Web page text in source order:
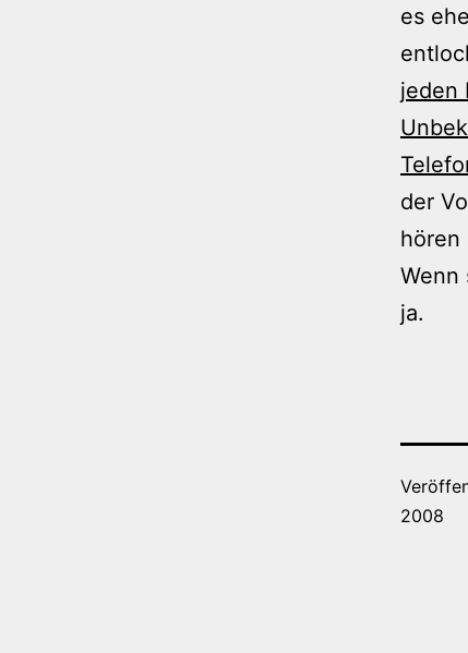
es
jeden
der
hören
Wenn
ja.
2008